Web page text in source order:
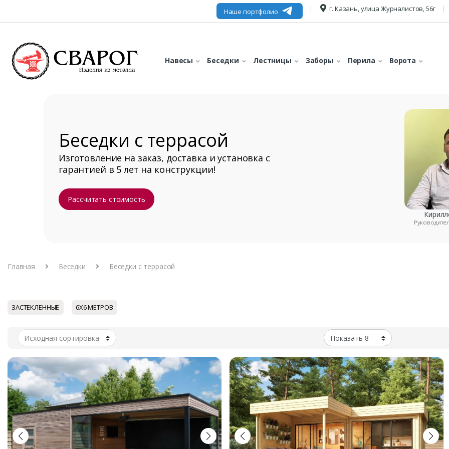
Наше портфолио г. Казань, улица Журналистов, 56г
Навесы Беседки Лестницы Заборы Перила Ворота
Беседки с террасой
Изготовление на заказ, доставка и установка с
гарантией в 5 лет на конструкции!
Рассчитать стоимость
Главная Беседки Беседки с террасой
ЗАСТЕКЛЕННЫЕ 6Х6 МЕТРОВ